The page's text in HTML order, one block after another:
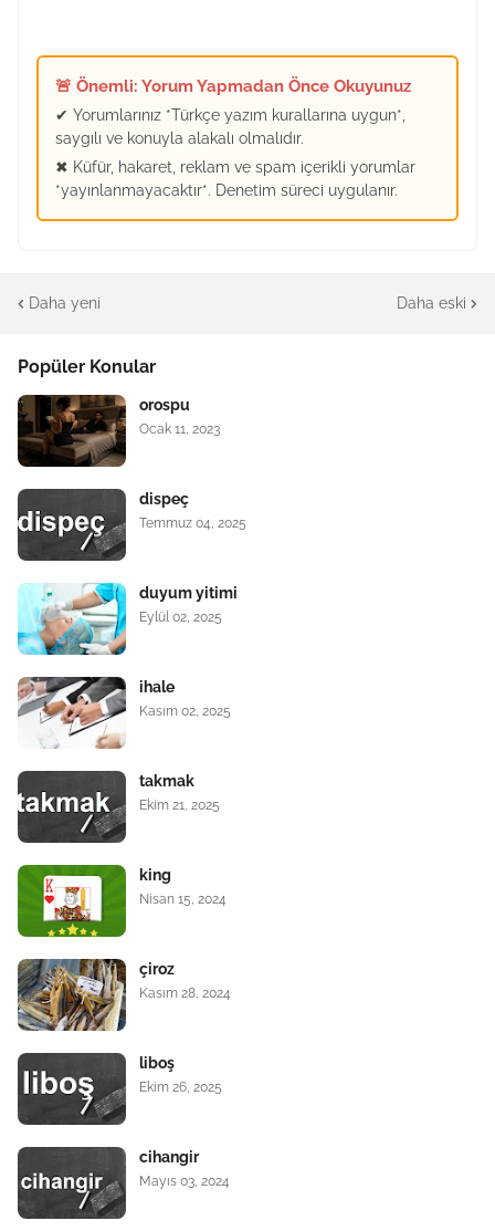
🚨 Önemli: Yorum Yapmadan Önce Okuyunuz
✔ Yorumlarınız *Türkçe yazım kurallarına uygun*,
saygılı ve konuyla alakalı olmalıdır.
✖ Küfür, hakaret, reklam ve spam içerikli yorumlar
*yayınlanmayacaktır*. Denetim süreci uygulanır.
Daha yeni Daha eski
Popüler Konular
orospu
Ocak 11, 2023
dispeç
Temmuz 04, 2025
duyum yitimi
Eylül 02, 2025
ihale
Kasım 02, 2025
takmak
Ekim 21, 2025
king
Nisan 15, 2024
çiroz
Kasım 28, 2024
liboş
Ekim 26, 2025
cihangir
Mayıs 03, 2024